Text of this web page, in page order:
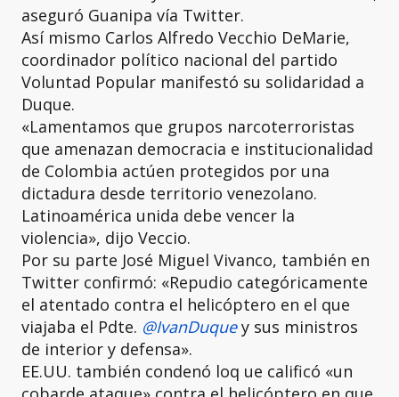
aseguró Guanipa vía Twitter.
Así mismo Carlos Alfredo Vecchio DeMarie,
coordinador político nacional del partido
Voluntad Popular manifestó su solidaridad a
Duque.
«Lamentamos que grupos narcoterroristas
que amenazan democracia e institucionalidad
de Colombia actúen protegidos por una
dictadura desde territorio venezolano.
Latinoamérica unida debe vencer la
violencia», dijo Veccio.
Por su parte José Miguel Vivanco, también en
Twitter confirmó: «Repudio categóricamente
el atentado contra el helicóptero en el que
viajaba el Pdte. @IvanDuquey sus ministros
de interior y defensa».
EE.UU. también condenó loq ue calificó «un